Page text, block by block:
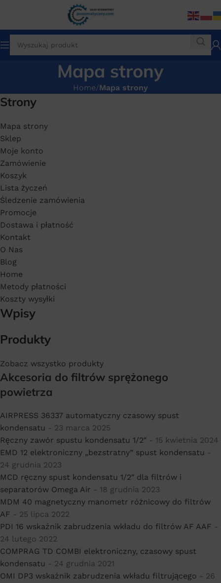
Mapa strony
Home Mapa strony
Strony
Mapa strony
Sklep
Moje konto
Zamówienie
Koszyk
Lista życzeń
Śledzenie zamówienia
Promocje
Dostawa i płatność
Kontakt
O Nas
Blog
Home
Metody płatności
Koszty wysyłki
Wpisy
Produkty
Zobacz wszystko produkty
Akcesoria do filtrów sprężonego
powietrza
AIRPRESS 36337 automatyczny czasowy spust
kondensatu - 23 marca 2025
Ręczny zawór spustu kondensatu 1/2″ - 15 kwietnia 2024
EMD 12 elektroniczny „bezstratny” spust kondensatu -
24 grudnia 2023
MCD ręczny spust kondensatu 1/2″ dla filtrów i
separatorów Omega Air - 18 grudnia 2023
MDM 40 magnetyczny manometr różnicowy do filtrów
AF - 25 lipca 2022
PDI 16 wskaźnik zabrudzenia wkładu do filtrów AF AAF -
24 lutego 2022
COMPRAG TD COMBI elektroniczny, czasowy spust
kondensatu - 24 grudnia 2021
OMI DP3 wskaźnik zabrudzenia wkładu filtrującego - 26